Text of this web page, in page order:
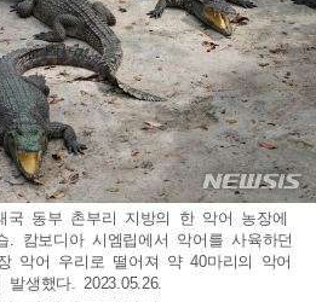
국 동부 촌부리 지방의 한 악어 농장에
캄보디아 시엠립에서 악어를 사육하던
악어 우리로 떨어져 약 40마리의 악어
생했다. 2023.05.26.